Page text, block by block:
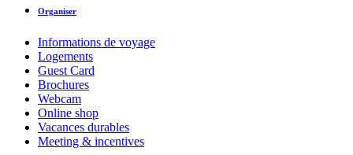
Organiser
Informations de voyage
Logements
Guest Card
Brochures
Webcam
Online shop
Vacances durables
Meeting & incentives